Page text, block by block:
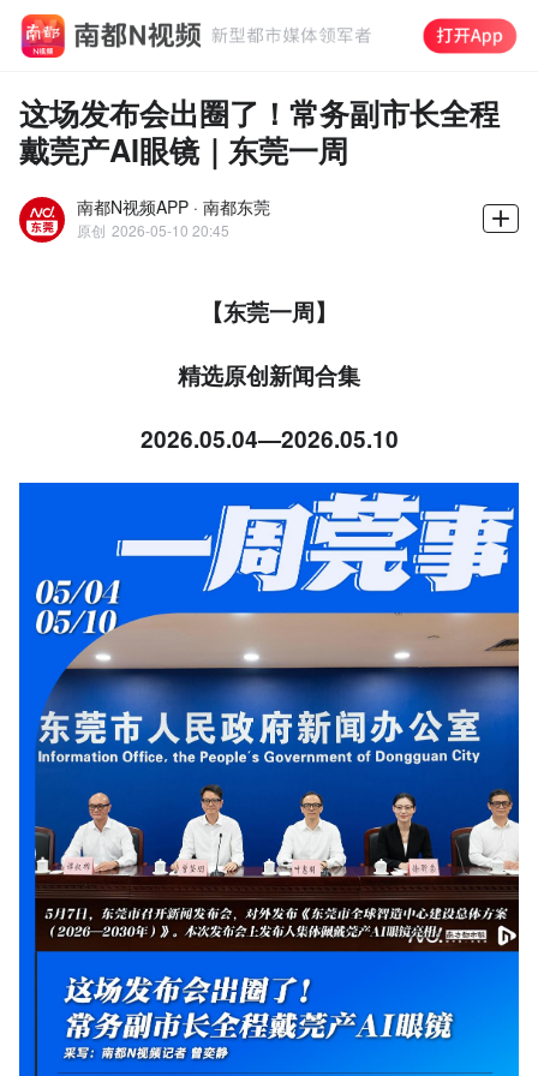
这场发布会出圈了！常务副市长全程
戴莞产AI眼镜｜东莞一周
南都N视频APP · 南都东莞
原创 2026-05-10 20:45
【东莞一周】
精选原创新闻合集
2026.05.04—2026.05.10